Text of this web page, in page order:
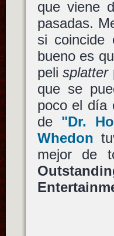
que viene
pasadas.
si coincide
bueno es
pelisplatter
que se
poco el día
de "Dr.
Whedon
mejor de